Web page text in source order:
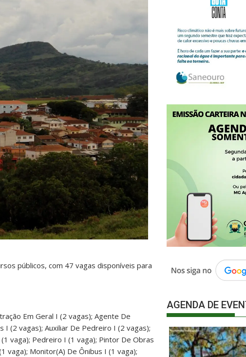
públicos, com 47 vagas disponíveis para
Em Geral I (2 vagas); Agente De
I (2 vagas); Auxiliar De Pedreiro I (2 vagas);
vaga); Pedreiro I (1 vaga); Pintor De Obras
vaga); Monitor(A) De Ônibus I (1 vaga);
AGENDA DE